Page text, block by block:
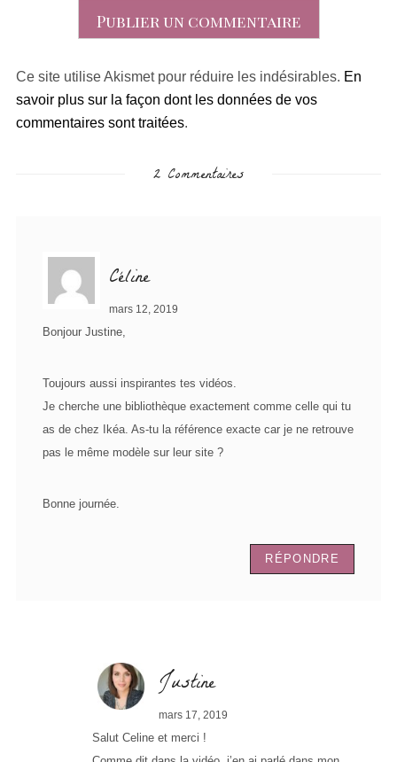
Ce site utilise Akismet pour réduire les indésirables. En
savoir plus sur la façon dont les données de vos
commentaires sont traitées.
2 Commentaires
Céline
mars 12, 2019
Bonjour Justine,
Toujours aussi inspirantes tes vidéos.
Je cherche une bibliothèque exactement comme celle qui tu
as de chez Ikéa. As-tu la référence exacte car je ne retrouve
pas le même modèle sur leur site ?
Bonne journée.
RÉPONDRE
Justine
mars 17, 2019
Salut Celine et merci !